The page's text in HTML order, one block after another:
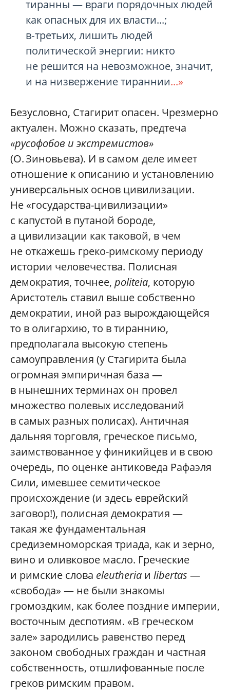
тиранны — враги порядочных людей
как опасных для их власти...;
в‑третьих, лишить людей
политической энергии: никто
не решится на невозможное, значит,
и на низвержение тираннии...»
Безусловно, Стагирит опасен. Чрезмерно
актуален. Можно сказать, предтеча
«русофобов и экстремистов»
(О. Зиновьева). И в самом деле имеет
отношение к описанию и установлению
универсальных основ цивилизации.
Не «государства-цивилизации»
с капустой в путаной бороде,
а цивилизации как таковой, в чем
не откажешь греко-римскому периоду
истории человечества. Полисная
демократия, точнее, politeia, которую
Аристотель ставил выше собственно
демократии, иной раз вырождающейся
то в олигархию, то в тираннию,
предполагала высокую степень
самоуправления (у Стагирита была
огромная эмпиричная база —
в нынешних терминах он провел
множество полевых исследований
в самых разных полисах). Античная
дальняя торговля, греческое письмо,
заимствованное у финикийцев и в свою
очередь, по оценке антиковеда Рафаэля
Сили, имевшее семитическое
происхождение (и здесь еврейский
заговор!), полисная демократия —
такая же фундаментальная
средиземноморская триада, как и зерно,
вино и оливковое масло. Греческие
и римские слова eleutheria и libertas —
«свобода» — не были знакомы
громоздким, как более поздние империи,
восточным деспотиям. «В греческом
зале» зародились равенство перед
законом свободных граждан и частная
собственность, отшлифованные после
греков римским правом.